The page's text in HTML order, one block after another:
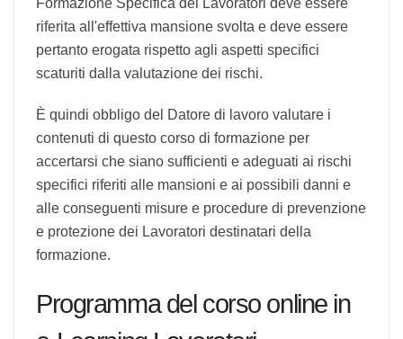
Regioni del 17 aprile 2025.
ATTENZIONE: l'Accordo 2025 e il Decreto
Legislativo 81 del 2008 precisano che la
riferita all'effettiva mansione svolta e deve
essere pertanto erogata rispetto agli aspetti
specifici scaturiti dalla valutazione dei rischi.
È quindi obbligo del Datore di lavoro valutare i
contenuti di questo corso di formazione per
accertarsi che siano sufficienti e adeguati ai
danni e alle conseguenti misure e procedure di
prevenzione e protezione dei Lavoratori